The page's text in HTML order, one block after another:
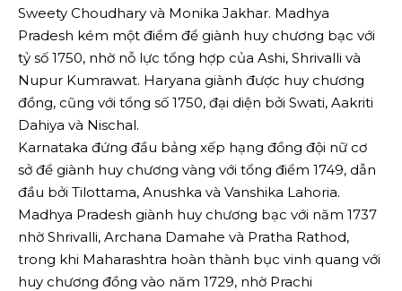
Sweety Choudhary và Monika Jakhar. Madhya
Pradesh kém một điểm để giành huy chương bạc với
tỷ số 1750, nhờ nỗ lực tổng hợp của Ashi, Shrivalli và
Nupur Kumrawat. Haryana giành được huy chương
đồng, cũng với tổng số 1750, đại diện bởi Swati, Aakriti
Dahiya và Nischal.
Karnataka đứng đầu bảng xếp hạng đồng đội nữ cơ
sở để giành huy chương vàng với tổng điểm 1749, dẫn
đầu bởi Tilottama, Anushka và Vanshika Lahoria.
Madhya Pradesh giành huy chương bạc với năm 1737
nhờ Shrivalli, Archana Damahe và Pratha Rathod,
trong khi Maharashtra hoàn thành bục vinh quang với
huy chương đồng vào năm 1729, nhờ Prachi